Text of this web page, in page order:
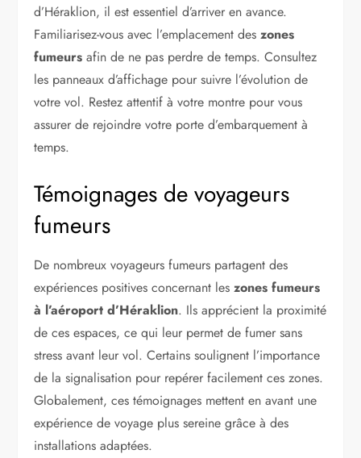
d’Héraklion, il est essentiel d’arriver en avance.
Familiarisez-vous avec l’emplacement deszones
fumeurs afin de ne pas perdre de temps. Consultez
les panneaux d’affichage pour suivre l’évolution de
votre vol. Restez attentif à votre montre pour vous
assurer de rejoindre votre porte d’embarquement à
temps.
Témoignages de voyageurs
fumeurs
De nombreux voyageurs fumeurs partagent des
expériences positives concernant leszones fumeurs
à l’aéroport d’Héraklion. Ils apprécient la proximité
de ces espaces, ce qui leur permet de fumer sans
stress avant leur vol. Certains soulignent l’importance
de la signalisation pour repérer facilement ces zones.
Globalement, ces témoignages mettent en avant une
expérience de voyage plus sereine grâce à des
installations adaptées.